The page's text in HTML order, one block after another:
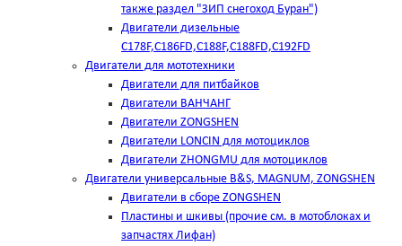
также раздел "ЗИП снегоход Буран")
Двигатели дизельные
C178F,С186FD,C188F,C188FD,C192FD
Двигатели для мототехники
Двигатели для питбайков
Двигатели ВАНЧАНГ
Двигатели ZONGSHEN
Двигатели LONCIN для мотоциклов
Двигатели ZHONGMU для мотоциклов
Двигатели универсальные B&S, MAGNUM, ZONGSHEN
Двигатели в сборе ZONGSHEN
Пластины и шкивы (прочие см. в мотоблоках и
запчастях Лифан)